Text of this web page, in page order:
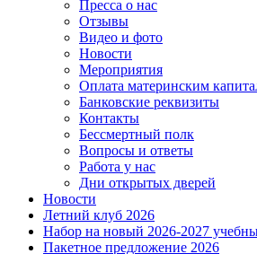
Пресса о нас
Отзывы
Видео и фото
Новости
Мероприятия
Оплата материнским
Банковские реквизиты
Контакты
Бессмертный полк
Вопросы и ответы
Работа у нас
Дни открытых дверей
Новости
Летний клуб 2026
Набор на новый 2026-2027
Пакетное предложение 2026